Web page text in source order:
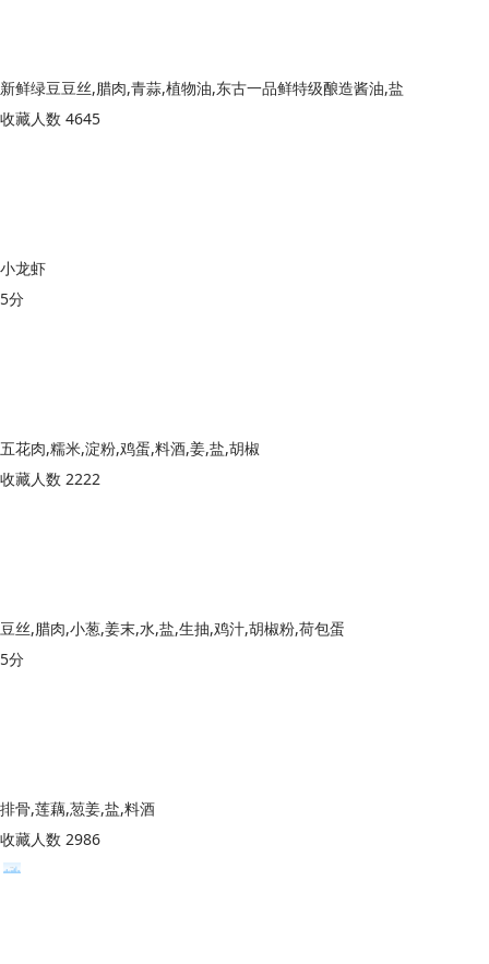
新鲜绿豆豆丝,腊肉,青蒜,植物油,东古一品鲜特级酿造酱油,盐
收藏人数 4645
小龙虾
5分
五花肉,糯米,淀粉,鸡蛋,料酒,姜,盐,胡椒
收藏人数 2222
豆丝,腊肉,小葱,姜末,水,盐,生抽,鸡汁,胡椒粉,荷包蛋
5分
排骨,莲藕,䓤姜,盐,料酒
收藏人数 2986